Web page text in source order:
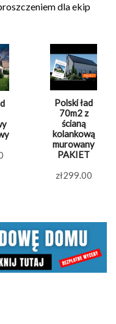
dla ekip
Polski ład
70m2 z
ścianą
kolankową
murowany
PAKIET
zł299.00